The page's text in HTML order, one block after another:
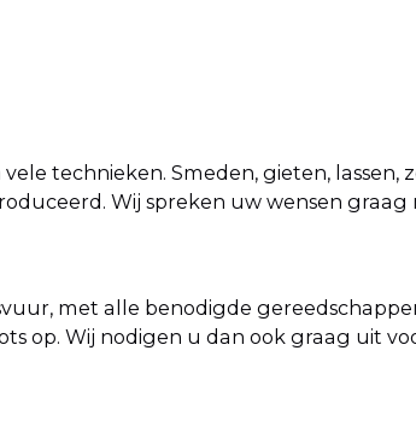
technieken. Smeden, gieten,
Wij spreken uw wensen graag
met alle benodigde
op. Wij nodigen u dan ook graag uit